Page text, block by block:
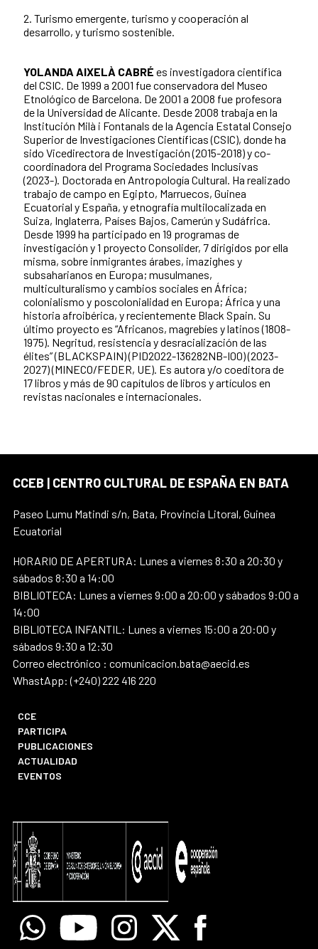
2. Turismo emergente, turismo y cooperación al
desarrollo, y turismo sostenible.
YOLANDA AIXELÀ CABRÉ es investigadora científica
del CSIC. De 1999 a 2001 fue conservadora del Museo
Etnológico de Barcelona. De 2001 a 2008 fue profesora
de la Universidad de Alicante. Desde 2008 trabaja en la
Institución Milà i Fontanals de la Agencia Estatal Consejo
Superior de Investigaciones Científicas (CSIC), donde ha
sido Vicedirectora de Investigación (2015-2018) y co-
coordinadora del Programa Sociedades Inclusivas
(2023-). Doctorada en Antropología Cultural. Ha realizado
trabajo de campo en Egipto, Marruecos, Guinea
Ecuatorial y España, y etnografía multilocalizada en
Suiza, Inglaterra, Países Bajos, Camerún y Sudáfrica.
Desde 1999 ha participado en 19 programas de
investigación y 1 proyecto Consolider, 7 dirigidos por ella
misma, sobre inmigrantes árabes, imazighes y
subsaharianos en Europa; musulmanes,
multiculturalismo y cambios sociales en África;
colonialismo y poscolonialidad en Europa; África y una
historia afroibérica, y recientemente Black Spain. Su
último proyecto es “Africanos, magrebíes y latinos (1808-
1975). Negritud, resistencia y desracialización de las
élites” (BLACKSPAIN) (PID2022-136282NB-I00) (2023-
2027) (MINECO/FEDER, UE). Es autora y/o coeditora de
17 libros y más de 90 capítulos de libros y artículos en
revistas nacionales e internacionales.
CCEB | CENTRO CULTURAL DE ESPAÑA EN BATA
Paseo Lumu Matindi s/n, Bata, Provincia Litoral, Guinea
Ecuatorial
HORARIO DE APERTURA: Lunes a viernes 8:30 a 20:30 y
sábados 8:30 a 14:00
BIBLIOTECA: Lunes a viernes 9:00 a 20:00 y sábados 9:00 a
14:00
BIBLIOTECA INFANTIL: Lunes a viernes 15:00 a 20:00 y
sábados 9:30 a 12:30
Correo electrónico : comunicacion.bata@aecid.es
WhastApp: (+240) 222 416 220
CCE
PARTICIPA
PUBLICACIONES
ACTUALIDAD
EVENTOS
WhatsappYoutube Instagram
X Facebook